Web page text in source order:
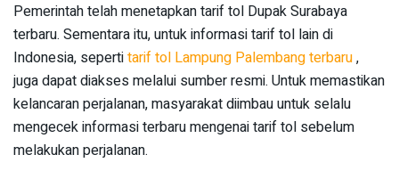
Pemerintah telah menetapkan tarif tol Dupak Surabaya
terbaru. Sementara itu, untuk informasi tarif tol lain di
Indonesia, sepertitarif tol Lampung Palembang terbaru,
juga dapat diakses melalui sumber resmi. Untuk memastikan
kelancaran perjalanan, masyarakat diimbau untuk selalu
mengecek informasi terbaru mengenai tarif tol sebelum
melakukan perjalanan.